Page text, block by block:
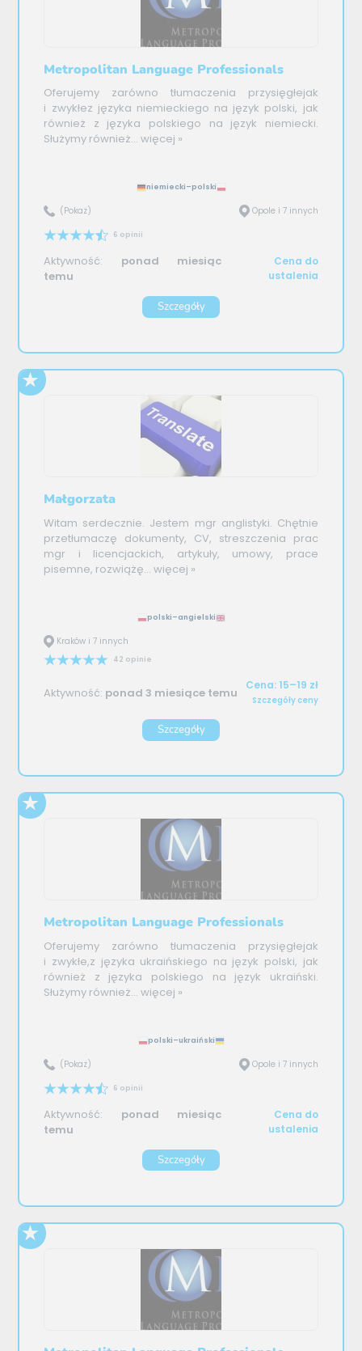
Metropolitan Language Professionals
Oferujemy zarówno tłumaczenia przysięgłejak
i zwykłez języka niemieckiego na język polski, jak
również z języka polskiego na język niemiecki.
Służymy również... więcej »
niemiecki–polski
(Pokaż) Opole i 7 innych
6 opinii
Aktywność: ponad miesiąc
temu
Cena do
ustalenia
Szczegóły
Małgorzata
Witam serdecznie. Jestem mgr anglistyki. Chętnie
przetłumaczę dokumenty, CV, streszczenia prac
mgr i licencjackich, artykuły, umowy, prace
pisemne, rozwiążę... więcej »
polski–angielski
Kraków i 7 innych
42 opinie
Aktywność: ponad 3 miesiące temu Cena: 15–19 zł
Szczegóły ceny
Szczegóły
Metropolitan Language Professionals
Oferujemy zarówno tłumaczenia przysięgłejak
i zwykłe,z języka ukraińskiego na język polski, jak
również z języka polskiego na język ukraiński.
Służymy również... więcej »
polski–ukraiński
(Pokaż) Opole i 7 innych
6 opinii
Aktywność: ponad miesiąc
temu
Cena do
ustalenia
Szczegóły